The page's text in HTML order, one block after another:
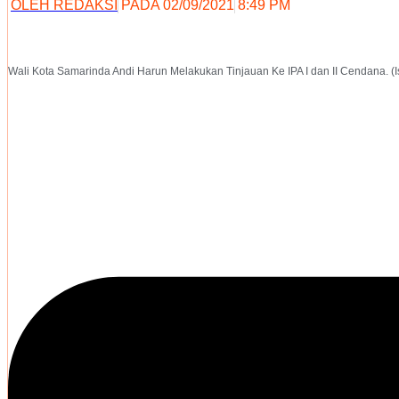
OLEH REDAKSI PADA02/09/2021 8:49 PM
Wali Kota Samarinda Andi Harun Melakukan Tinjauan Ke IPA I dan II Cendana.